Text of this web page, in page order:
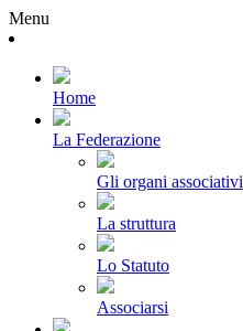
Menu
Home
La Federazione
Gli organi associativi
La struttura
Lo Statuto
Associarsi